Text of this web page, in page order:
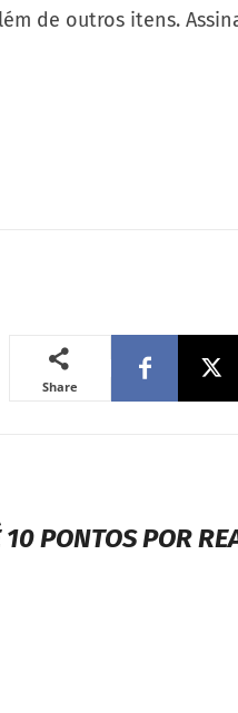
de outros itens.
Share
10 PONTOS POR